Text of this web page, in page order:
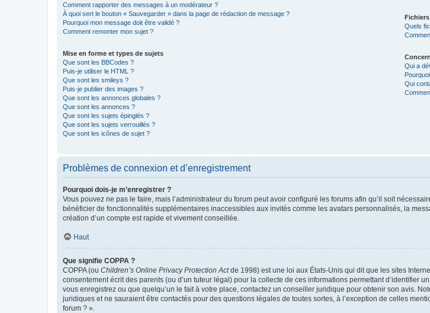
Comment rapporter des messages à un modérateur ?
À quoi sert le bouton « Sauvegarder » dans la page de rédaction de message ?
Pourquoi mon message doit être validé ?
Comment remonter mon sujet ?
Mise en forme et types de sujets
Que sont les BBCodes ?
Puis-je utiliser le HTML ?
Que sont les smileys ?
Puis-je publier des images ?
Que sont les annonces globales ?
Que sont les annonces ?
Que sont les sujets épinglés ?
Que sont les sujets verrouillés ?
Que sont les icônes de sujet ?
Quels
Qui a
Qui
Problèmes de connexion et d’enregistrement
Pourquoi dois-je m’enregistrer ?
Vous pouvez ne pas le faire, mais l’administrateur du forum peut avoir configuré les forums afin qu’il soit
bénéficier de fonctionnalités supplémentaires inaccessibles aux invités comme les avatars personnalisés, la
création d’un compte est rapide et vivement conseillée.
Haut
Que signifie COPPA ?
COPPA (ou Children’s Online Privacy Protection Actde 1998) est une loi aux États-Unis qui dit que les sites
consentement écrit des parents (ou d’un tuteur légal) pour la collecte de ces informations permettant d’identifier
vous enregistrez ou que quelqu’un le fait à votre place, contactez un conseiller juridique pour obtenir son avis.
juridiques et ne sauraient être contactés pour des questions légales de toutes sortes, à l’exception de celles
forum ? ».